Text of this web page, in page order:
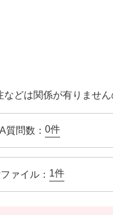
どは関係が有りませ
質問数： 0件
ァイル： 1件